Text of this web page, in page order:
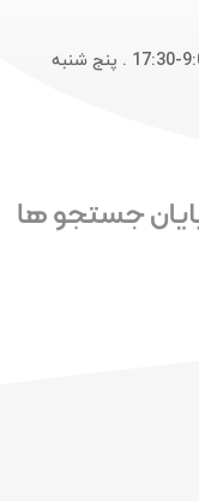
پاسخگوی شما هستیم : شنبه تا چهارشنبه 9:00-17:30 . پنج شنبه